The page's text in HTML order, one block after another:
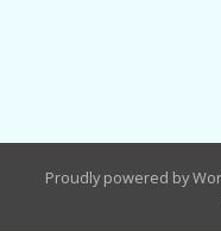
Proudly powered by